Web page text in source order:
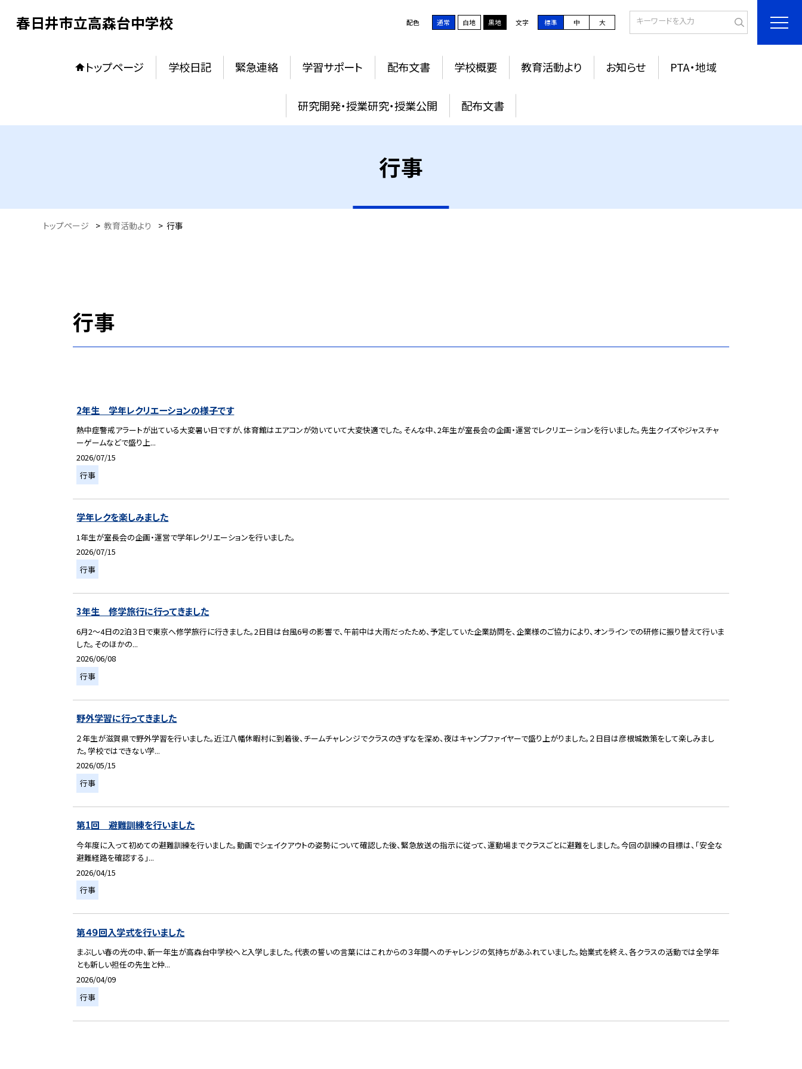
春日井市立高森台中学校 配色 通常 白地 黒地 文字 標準 中 大
トップページ 学校日記 緊急連絡 学習サポート 配布文書 学校概要 教育活動より お知らせ PTA・地域
研究開発・授業研究・授業公開 配布文書
行事
トップページ > 教育活動より > 行事
行事
2年生 学年レクリエーションの様子です
熱中症警戒アラートが出ている大変暑い日ですが、体育館はエアコンが効いていて大変快適でした。そんな中、2年生が室長会の企画・運営でレクリエーションを行いました。先生クイズやジャスチャ
ーゲームなどで盛り上...
2026/07/15
行事
学年レクを楽しみました
1年生が室長会の企画・運営で学年レクリエーションを行いました。
2026/07/15
行事
3年生 修学旅行に行ってきました
6月2～4日の2泊３日で東京へ修学旅行に行きました。2日目は台風6号の影響で、午前中は大雨だったため、予定していた企業訪問を、企業様のご協力により、オンラインでの研修に振り替えて行いま
した。そのほかの...
2026/06/08
行事
野外学習に行ってきました
２年生が滋賀県で野外学習を行いました。近江八幡休暇村に到着後、チームチャレンジでクラスのきずなを深め、夜はキャンプファイヤーで盛り上がりました。２日目は彦根城散策をして楽しみまし
た。学校ではできない学...
2026/05/15
行事
第1回 避難訓練を行いました
今年度に入って初めての避難訓練を行いました。動画でシェイクアウトの姿勢について確認した後、緊急放送の指示に従って、運動場までクラスごとに避難をしました。今回の訓練の目標は、「安全な
避難経路を確認する」...
2026/04/15
行事
第４９回入学式を行いました
まぶしい春の光の中、新一年生が高森台中学校へと入学しました。代表の誓いの言葉にはこれからの３年間へのチャレンジの気持ちがあふれていました。始業式を終え、各クラスの活動では全学年
とも新しい担任の先生と仲...
2026/04/09
行事